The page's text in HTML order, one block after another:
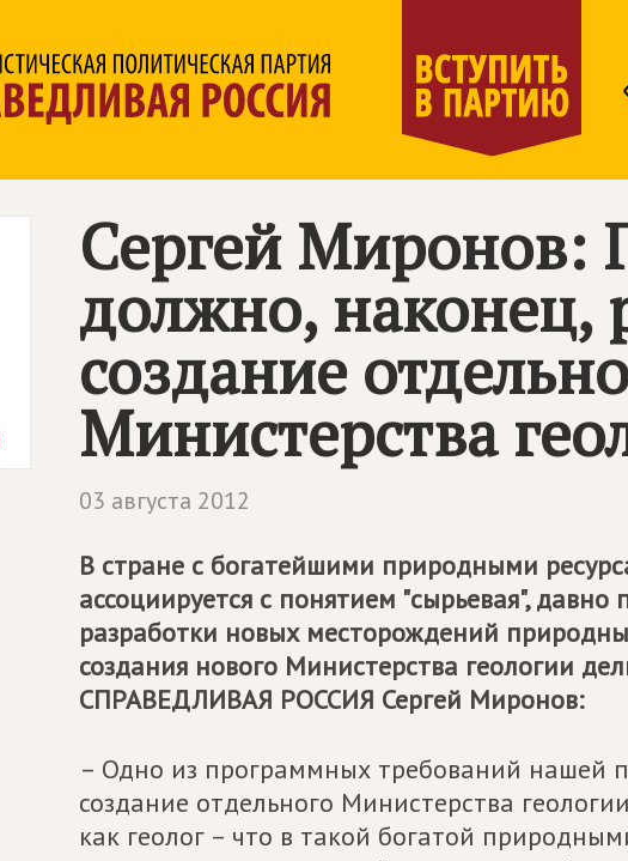
Сергей Миронов:
должно, наконец,
создание
Министерства
03 августа 2012
В стране с богатейшими природными
ассоциируется с понятием "сырьевая",
разработки новых месторождений
создания нового Министерства геологии
СПРАВЕДЛИВАЯ РОССИЯ Сергей Миронов:
– Одно из программных требований нашей
создание отдельного Министерства
как геолог – что в такой богатой